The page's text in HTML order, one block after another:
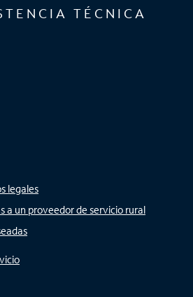
TÉCNICA
legales
a un proveedor de servicio rural